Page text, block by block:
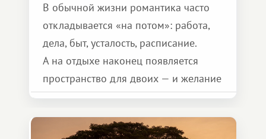
В обычной жизни романтика часто
откладывается «на потом»: работа,
дела, быт, усталость, расписание.
А на отдыхе наконец появляется
пространство для двоих — и желание
сделать для близкого человека что-то
особенное. Не обязательно
масштабное, но тёплое